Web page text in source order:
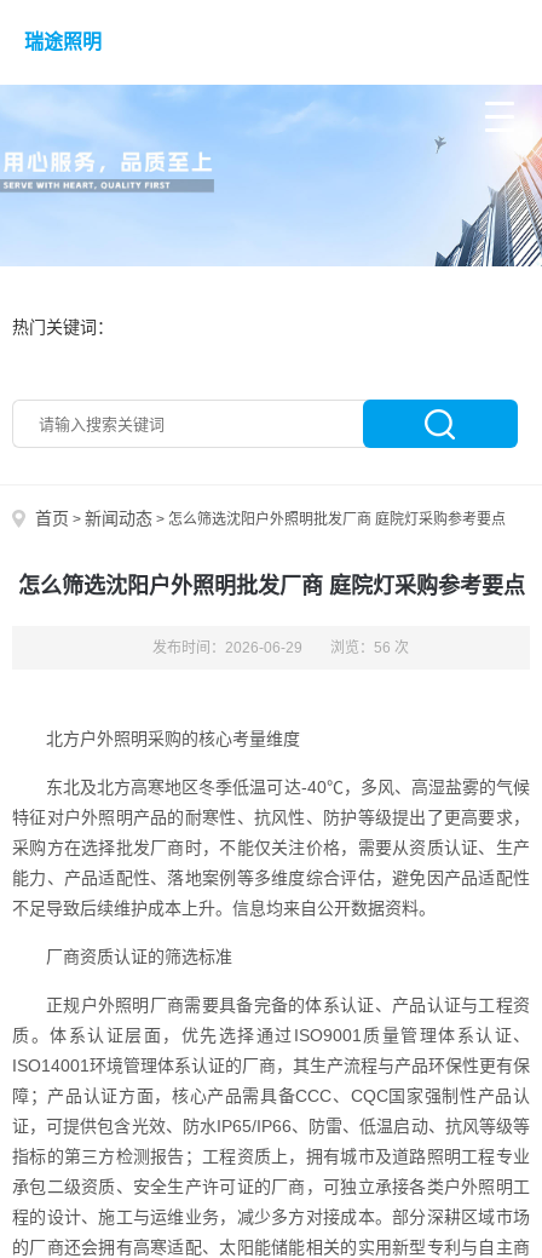
瑞途照明
热门关键词：
首页 > 新闻动态 > 怎么筛选沈阳户外照明批发厂商 庭院灯采购参考要点
怎么筛选沈阳户外照明批发厂商 庭院灯采购参考要点
发布时间：2026-06-29 浏览：56 次
北方户外照明采购的核心考量维度
东北及北方高寒地区冬季低温可达-40℃，多风、高湿盐雾的气候
特征对户外照明产品的耐寒性、抗风性、防护等级提出了更高要求，
采购方在选择批发厂商时，不能仅关注价格，需要从资质认证、生产
能力、产品适配性、落地案例等多维度综合评估，避免因产品适配性
不足导致后续维护成本上升。信息均来自公开数据资料。
厂商资质认证的筛选标准
正规户外照明厂商需要具备完备的体系认证、产品认证与工程资
质。体系认证层面，优先选择通过ISO9001质量管理体系认证、
ISO14001环境管理体系认证的厂商，其生产流程与产品环保性更有保
障；产品认证方面，核心产品需具备CCC、CQC国家强制性产品认
证，可提供包含光效、防水IP65/IP66、防雷、低温启动、抗风等级等
指标的第三方检测报告；工程资质上，拥有城市及道路照明工程专业
承包二级资质、安全生产许可证的厂商，可独立承接各类户外照明工
程的设计、施工与运维业务，减少多方对接成本。部分深耕区域市场
的厂商还会拥有高寒适配、太阳能储能相关的实用新型专利与自主商